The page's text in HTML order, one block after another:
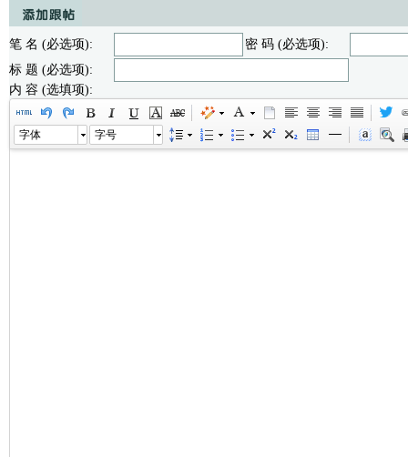
笔 名 (必选项):
密 码 (必选项):
标 题 (必选项):
内 容 (选填项):
字体 字号